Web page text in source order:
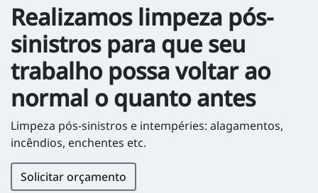
Realizamos limpeza pós-
sinistros para que seu
trabalho possa voltar ao
normal o quanto antes
Limpeza pós-sinistros e intempéries: alagamentos,
incêndios, enchentes etc.
Solicitar orçamento